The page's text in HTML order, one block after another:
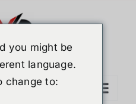
you might be
language.
change to: